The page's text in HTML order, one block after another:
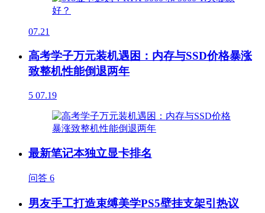
07.21
高考学子万元装机遇困：内存与SSD价格暴涨
致整机性能倒退两年
5 07.19
最新笔记本独立显卡排名
问答 6
男友手工打造束缚美学PS5壁挂支架引热议